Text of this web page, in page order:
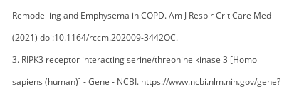
Remodelling and Emphysema in COPD. Am J Respir Crit Care Med
(2021) doi:10.1164/rccm.202009-3442OC.
3. RIPK3 receptor interacting serine/threonine kinase 3 [Homo
sapiens (human)] - Gene - NCBI. https://www.ncbi.nlm.nih.gov/gene?